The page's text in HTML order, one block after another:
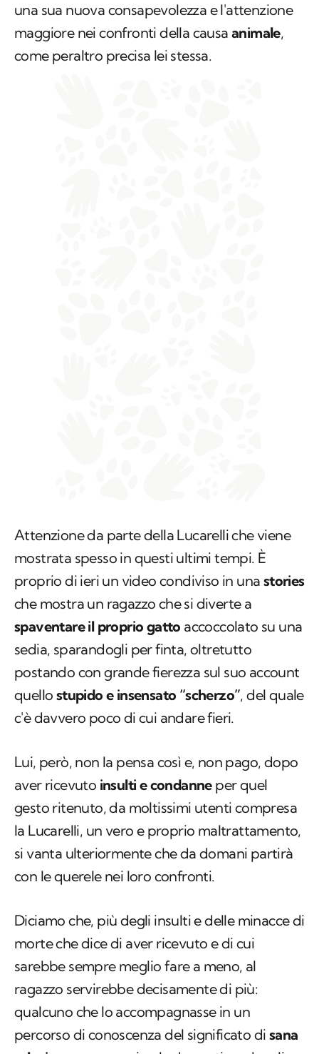
una sua nuova consapevolezza e l'attenzione
maggiore nei confronti della causa animale,
come peraltro precisa lei stessa.
Attenzione da parte della Lucarelli che viene
mostrata spesso in questi ultimi tempi. È
proprio di ieri un video condiviso in una stories
che mostra un ragazzo che si diverte a
spaventare il proprio gatto accoccolato su una
sedia, sparandogli per finta, oltretutto
postando con grande fierezza sul suo account
quello stupido e insensato “scherzo”, del quale
c'è davvero poco di cui andare fieri.
Lui, però, non la pensa così e, non pago, dopo
aver ricevuto insulti e condanneper quel
gesto ritenuto, da moltissimi utenti compresa
la Lucarelli, un vero e proprio maltrattamento,
si vanta ulteriormente che da domani partirà
con le querele nei loro confronti.
Diciamo che, più degli insulti e delle minacce di
morte che dice di aver ricevuto e di cui
sarebbe sempre meglio fare a meno, al
ragazzo servirebbe decisamente di più:
qualcuno che lo accompagnasse in un
percorso di conoscenza del significato di sana